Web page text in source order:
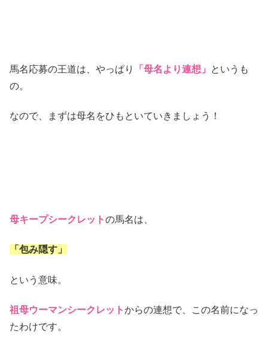
馬名応募の王道は、やっぱり 「母名より連想」
というも
の。
なので、まずは母名をひもといていきましょう！
母キープシークレットの馬名は、
「 包み隠す 」
という意味。
祖母ウーマンシークレットからの連想で、この名前になっ
たわけです。